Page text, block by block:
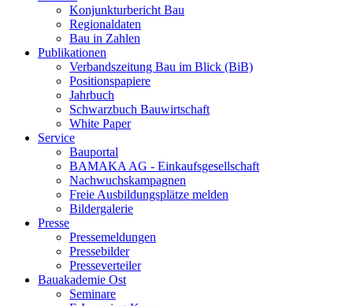
Konjunkturbericht Bau
Regionaldaten
Bau in Zahlen
Publikationen
Verbandszeitung Bau im Blick (BiB)
Positionspapiere
Jahrbuch
Schwarzbuch Bauwirtschaft
White Paper
Service
Bauportal
BAMAKA AG - Einkaufsgesellschaft
Nachwuchskampagnen
Freie Ausbildungsplätze melden
Bildergalerie
Presse
Pressemeldungen
Pressebilder
Presseverteiler
Bauakademie Ost
Seminare